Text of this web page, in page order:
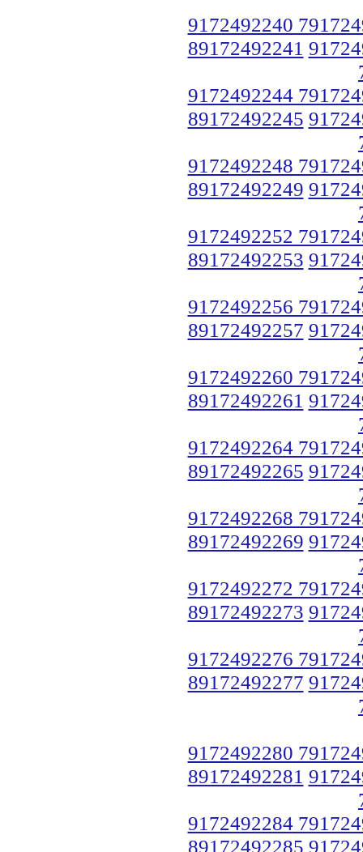
9172492240
89172492241
9172492244
89172492245
9172492248
89172492249
9172492252
89172492253
9172492256
89172492257
9172492260
89172492261
9172492264
89172492265
9172492268
89172492269
9172492272
89172492273
9172492276
89172492277
9172492280
89172492281
9172492284
89172492285